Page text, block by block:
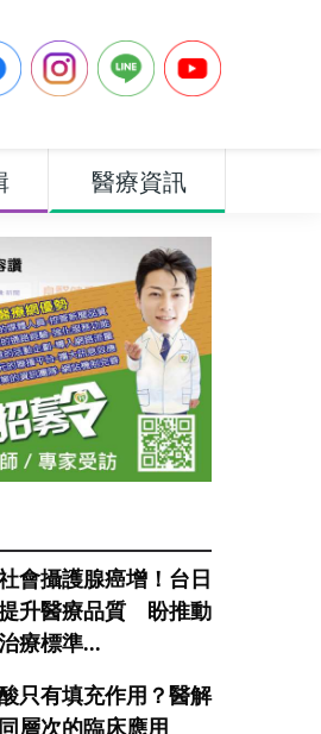
醫療資訊
會攝護腺癌增！台日
升醫療品質 盼推動
療標準...
只有填充作用？醫解
層次的臨床應用